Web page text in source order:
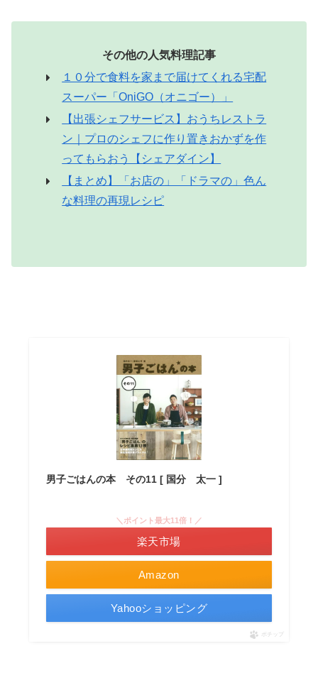
その他の人気料理記事
１０分で食料を家まで届けてくれる宅配
スーパー「OniGO（オニゴー）」
【出張シェフサービス】おうちレストラ
ン｜プロのシェフに作り置きおかずを作
ってもらおう【シェアダイン】
【まとめ】「お店の」「ドラマの」色ん
な料理の再現レシピ
男子ごはんの本 その11 [ 国分 太一 ]
Amazon
＼ポイント最大11倍！／
楽天市場
Yahooショッピング
ポチップ